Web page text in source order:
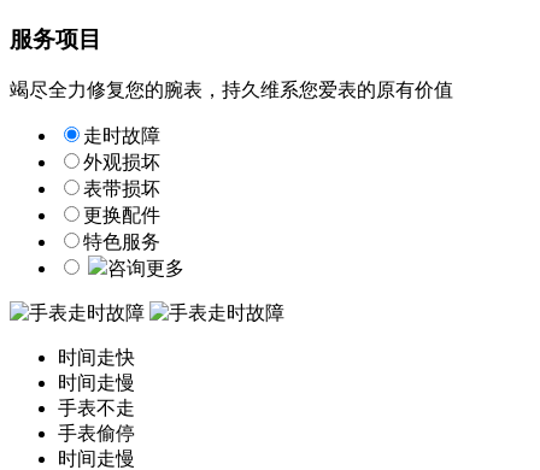
服务项目
竭尽全力修复您的腕表，持久维系您爱表的原有价值
走时故障
外观损坏
表带损坏
更换配件
特色服务
咨询更多
时间走快
时间走慢
手表不走
手表偷停
时间走慢